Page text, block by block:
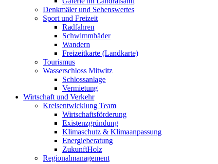
Denkmäler und Sehenswertes
Sport und Freizeit
Radfahren
Schwimmbäder
Wandern
Freizeitkarte (Landkarte)
Tourismus
Wasserschloss Mitwitz
Schlossanlage
Vermietung
Wirtschaft und Verkehr
Kreisentwicklung Team
Wirtschaftsförderung
Existenzgründung
Klimaschutz & Klimaanpassung
Energieberatung
ZukunftHolz
Regionalmanagement